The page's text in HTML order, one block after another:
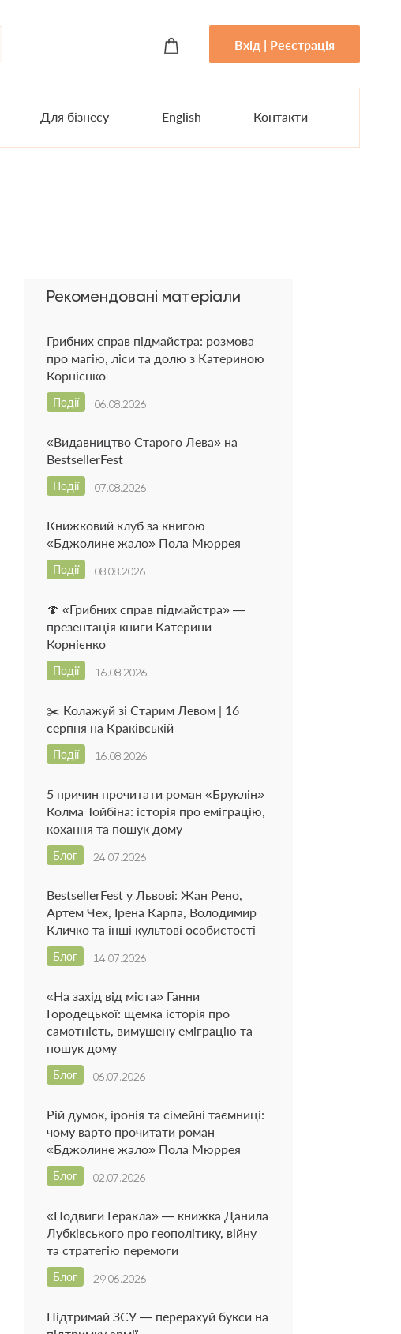
Вхід | Реєстрація
Для бізнесу English Контакти
Рекомендовані матеріали
Грибних справ підмайстра: розмова
про магію, ліси та долю з Катериною
Корнієнко
06.08.2026
Події
«Видавництво Старого Лева» на
BestsellerFest
07.08.2026
Події
Книжковий клуб за книгою
«Бджолине жало» Пола Мюррея
08.08.2026
Події
🍄 «Грибних справ підмайстра» —
презентація книги Катерини
Корнієнко
16.08.2026
Події
✂️ Колажуй зі Старим Левом | 16
серпня на Краківській
16.08.2026
Події
5 причин прочитати роман «Бруклін»
Колма Тойбіна: історія про еміграцію,
кохання та пошук дому
24.07.2026
Блог
BestsellerFest у Львові: Жан Рено,
Артем Чех, Ірена Карпа, Володимир
Кличко та інші культові особистості
14.07.2026
Блог
«На захід від міста» Ганни
Городецької: щемка історія про
самотність, вимушену еміграцію та
пошук дому
06.07.2026
Блог
Рій думок, іронія та сімейні таємниці:
чому варто прочитати роман
«Бджолине жало» Пола Мюррея
02.07.2026
Блог
«Подвиги Геракла» — книжка Данила
Лубківського про геополітику, війну
та стратегію перемоги
29.06.2026
Блог
Підтримай ЗСУ — перерахуй букси на